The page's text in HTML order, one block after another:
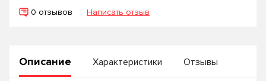
0 отзывов Написать отзыв
Описание Характеристики Отзывы